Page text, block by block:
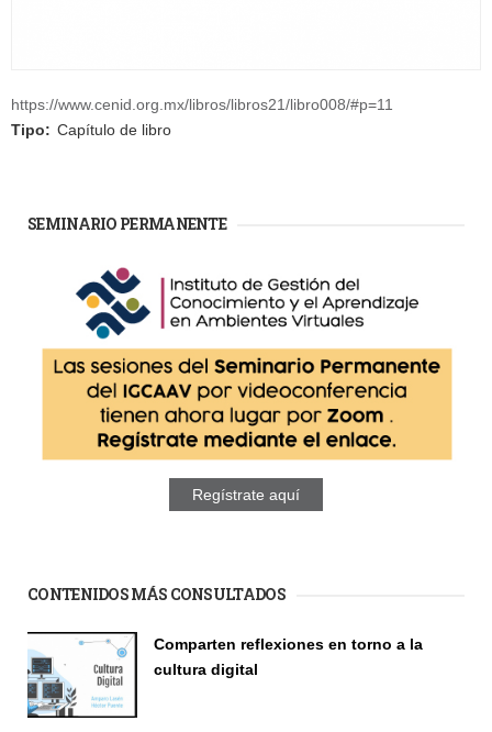
https://www.cenid.org.mx/libros/libros21/libro008/#p=11
Tipo: Capítulo de libro
SEMINARIO PERMANENTE
Regístrate aquí
CONTENIDOS MÁS CONSULTADOS
Comparten reflexiones en torno a la
cultura digital